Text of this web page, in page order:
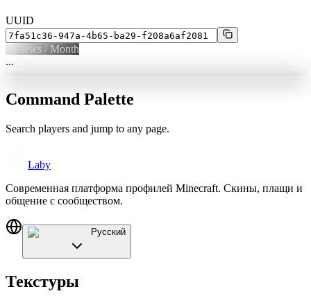
UUID
0 Views / Month
...
Command Palette
Search players and jump to any page.
Laby
Современная платформа профилей Minecraft. Скины, плащи и
общение с сообществом.
Русский
Текстуры